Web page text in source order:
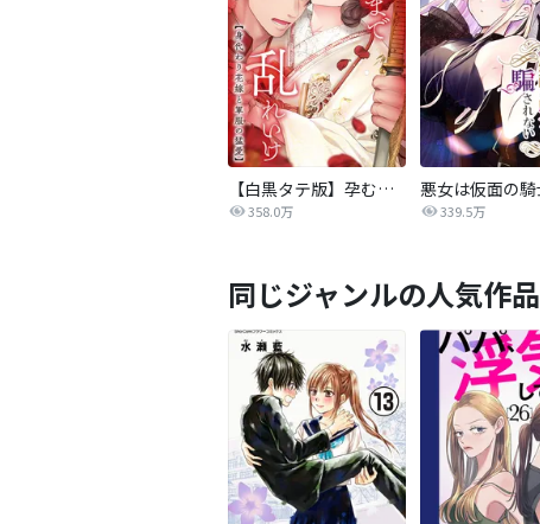
【白黒タテ版】孕むまで乱れいけ～身代わり花嫁と軍服の猛愛
358.0万 339.5万
同じジャンルの人気作品